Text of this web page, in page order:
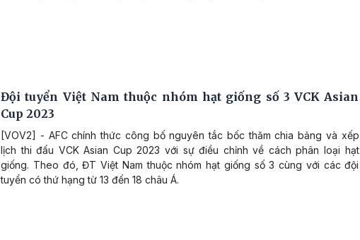
Đội tuyển Việt Nam thuộc nhóm hạt giống số 3 VCK Asian
Cup 2023
[VOV2] - AFC chính thức công bố nguyên tắc bốc thăm chia bảng và xếp
lịch thi đấu VCK Asian Cup 2023 với sự điều chỉnh về cách phân loại hạt
giống. Theo đó, ĐT Việt Nam thuộc nhóm hạt giống số 3 cùng với các đội
tuyển có thứ hạng từ 13 đến 18 châu Á.